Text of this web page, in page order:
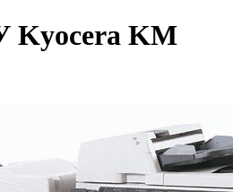
Kyocera KM